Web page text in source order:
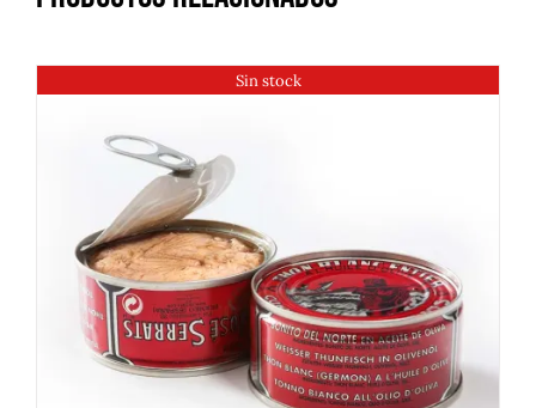
Sin stock
DETALLES